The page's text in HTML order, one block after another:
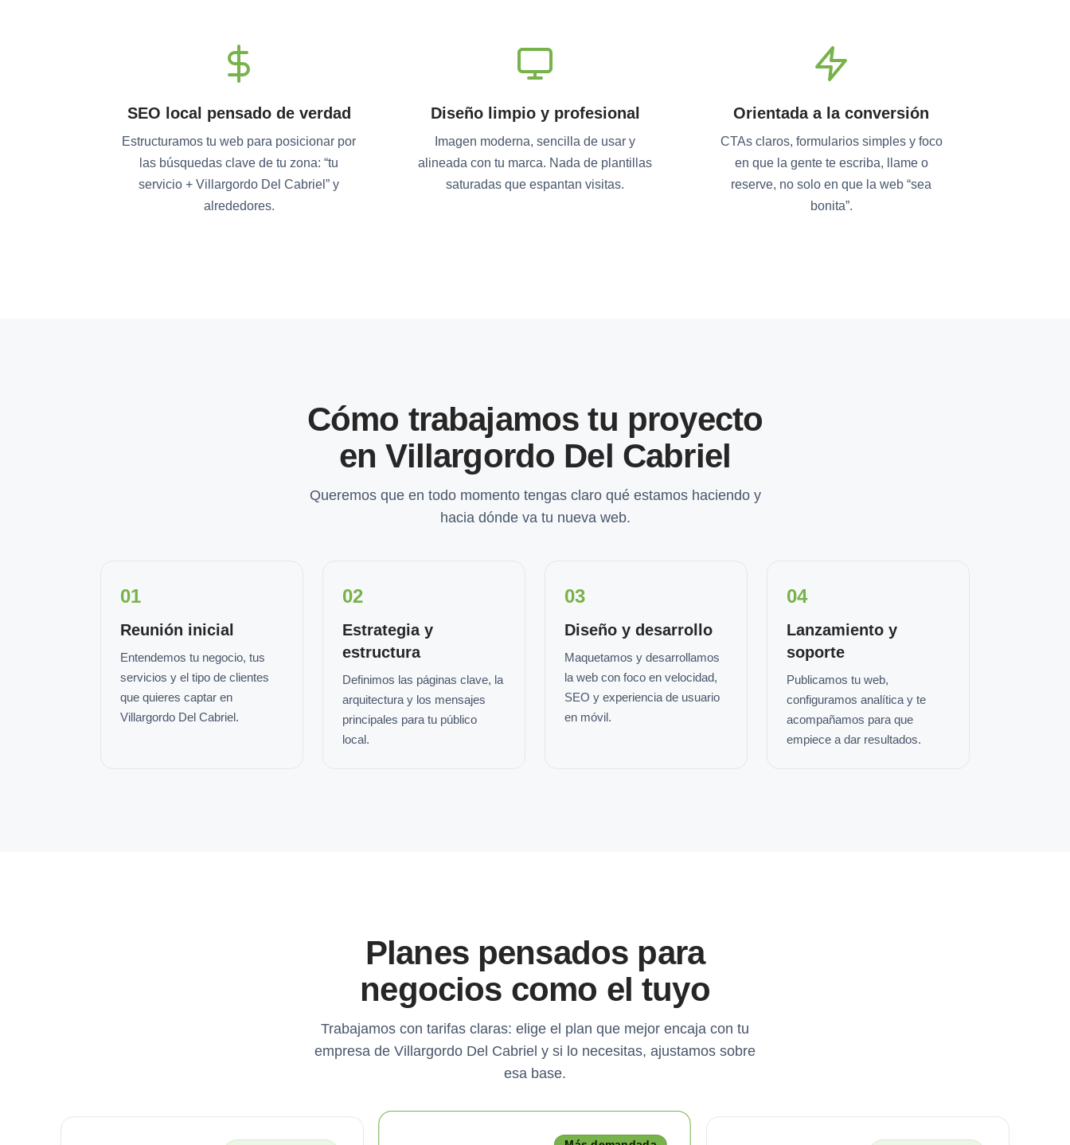
SEO local pensado de verdad
Estructuramos tu web para posicionar por
las búsquedas clave de tu zona: “tu
servicio + Villargordo Del Cabriel” y
alrededores.
Diseño limpio y profesional
Imagen moderna, sencilla de usar y
alineada con tu marca. Nada de plantillas
saturadas que espantan visitas.
Orientada a la conversión
CTAs claros, formularios simples y foco
en que la gente te escriba, llame o
reserve, no solo en que la web “sea
bonita”.
Cómo trabajamos tu proyecto
en Villargordo Del Cabriel
Queremos que en todo momento tengas claro qué estamos haciendo y
hacia dónde va tu nueva web.
01
Reunión inicial
Entendemos tu negocio, tus
servicios y el tipo de clientes
que quieres captar en
Villargordo Del Cabriel.
02
Estrategia y
estructura
Definimos las páginas clave, la
arquitectura y los mensajes
principales para tu público
local.
03
Diseño y desarrollo
Maquetamos y desarrollamos
la web con foco en velocidad,
SEO y experiencia de usuario
en móvil.
04
Lanzamiento y
soporte
Publicamos tu web,
configuramos analítica y te
acompañamos para que
empiece a dar resultados.
Planes pensados para
negocios como el tuyo
Trabajamos con tarifas claras: elige el plan que mejor encaja con tu
empresa de Villargordo Del Cabriel y si lo necesitas, ajustamos sobre
esa base.